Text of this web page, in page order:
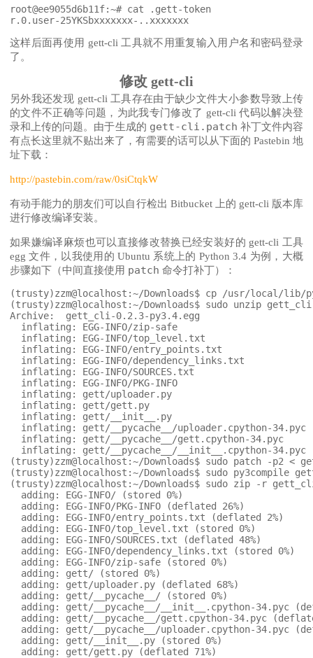
root@ee9055d6b11f:~# cat .gett-token
这样后面再使用 gett-cli 工具就不用重复输入用户名和密码登录
了。
修改 gett-cli
另外我还发现 gett-cli 工具存在由于缺少文件大小参数导致上传
的文件不正确等问题，为此我专门修改了 gett-cli 代码以解决登
录和上传的问题。由于生成的 gett-cli.patch 补丁文件内容
有点长这里就不贴出来了，有需要的话可以从下面的 Pastebin 地
址下载：
http://pastebin.com/raw/0siCtqkW
有动手能力的朋友们可以自行检出 Bitbucket 上的 gett-cli 版本库
进行修改编译安装。
如果嫌编译麻烦也可以直接修改替换已经安装好的 gett-cli 工具
egg 文件，以我使用的 Ubuntu 系统上的 Python 3.4 为例，大概
步骤如下（中间直接使用 patch 命令打补丁）：
(trusty)zzm@localhost:~/Downloads$ cp /usr/local/
(trusty)zzm@localhost:~/Downloads$ sudo unzip
Archive:  gett_cli-0.2.3-py3.4.egg
  inflating: EGG-INFO/zip-safe
  inflating: EGG-INFO/top_level.txt
  inflating: EGG-INFO/entry_points.txt
  inflating: EGG-INFO/dependency_links.txt
  inflating: EGG-INFO/SOURCES.txt
  inflating: EGG-INFO/PKG-INFO
  inflating: gett/uploader.py
  inflating: gett/gett.py
  inflating: gett/__init__.py
  inflating: gett/__pycache__/uploader.cpython-34.pyc
  inflating: gett/__pycache__/gett.cpython-34.pyc
  inflating: gett/__pycache__/__init__.cpython-34.pyc
(trusty)zzm@localhost:~/Downloads$ sudo patch -p2 <
(trusty)zzm@localhost:~/Downloads$ sudo py3compile
(trusty)zzm@localhost:~/Downloads$ sudo zip -r
  adding: EGG-INFO/ (stored 0%)
  adding: EGG-INFO/PKG-INFO (deflated 26%)
  adding: EGG-INFO/entry_points.txt (deflated 2%)
  adding: EGG-INFO/top_level.txt (stored 0%)
  adding: EGG-INFO/SOURCES.txt (deflated 48%)
  adding: EGG-INFO/dependency_links.txt (stored 0%)
  adding: EGG-INFO/zip-safe (stored 0%)
  adding: gett/ (stored 0%)
  adding: gett/uploader.py (deflated 68%)
  adding: gett/__pycache__/ (stored 0%)
adding: gett/__pycache__/__init__.cpython-34.pyc
adding: gett/__pycache__/gett.cpython-34.pyc
adding: gett/__pycache__/uploader.cpython-34.pyc
  adding: gett/__init__.py (stored 0%)
  adding: gett/gett.py (deflated 71%)